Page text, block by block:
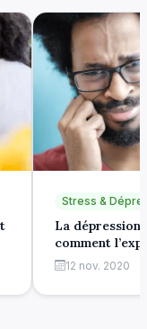
Stress &
La dépression
comment
12 nov. 2020